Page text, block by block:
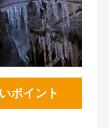
ポイント